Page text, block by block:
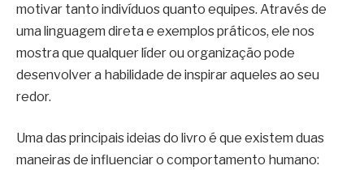
motivar tanto indivíduos quanto equipes. Através de
uma linguagem direta e exemplos práticos, ele nos
mostra que qualquer líder ou organização pode
desenvolver a habilidade de inspirar aqueles ao seu
redor.
Uma das principais ideias do livro é que existem duas
maneiras de influenciar o comportamento humano: